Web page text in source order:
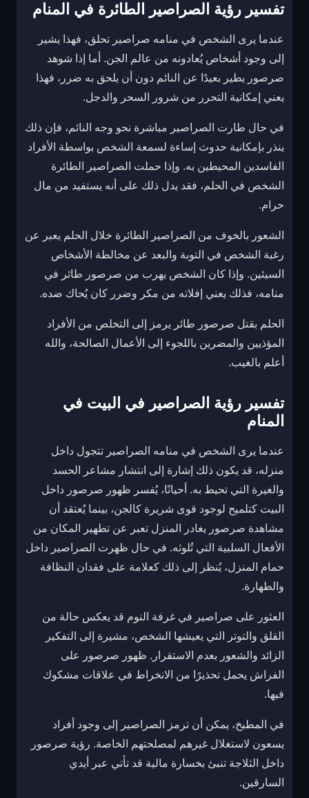
تفسير رؤية الصراصير الطائرة في المنام
عندما يرى الشخص في منامه صراصير تحلق، فهذا يشير
إلى وجود أشخاص يُعادونه من عالم الجن. أما إذا شوهد
صرصور يطير بعيدًا عن النائم دون أن يلحق به ضرر، فهذا
يعني إمكانية التحرر من شرور السحر والدجل.
في حال طارت الصراصير مباشرة نحو وجه النائم، فإن ذلك
ينذر بإمكانية حدوث إساءة لسمعة الشخص بواسطة الأفراد
الفاسدين المحيطين به. وإذا حملت الصراصير الطائرة
الشخص في الحلم، فقد يدل ذلك على أنه يستفيد من مال
حرام.
الشعور بالخوف من الصراصير الطائرة خلال الحلم يعبر عن
رغبة الشخص في التوبة والبعد عن مخالطة الأشخاص
السيئين. وإذا كان الشخص يهرب من صرصور طائر في
منامه، فذلك يعني إفلاته من مكر وضرر كان يُحاك ضده.
الحلم بقتل صرصور طائر يرمز إلى التخلص من الأفراد
المؤذيين والمضرين باللجوء إلى الأعمال الصالحة، والله
أعلم بالغيب.
تفسير رؤية الصراصير في البيت في
المنام
عندما يرى الشخص في منامه الصراصير تتجول داخل
منزله، قد يكون ذلك إشارة إلى انتشار مشاعر الحسد
والغيرة التي تحيط به. أحيانًا، يُفسر ظهور صرصور داخل
البيت كتلميح لوجود قوى شريرة كالجن، بينما يُعتقد أن
مشاهدة صرصور يغادر المنزل تعبر عن تطهير المكان من
الأفعال السلبية التي تُلوثه. في حال ظهرت الصراصير داخل
حمام المنزل، يُنظر إلى ذلك كعلامة على فقدان النظافة
والطهارة.
العثور على صراصير في غرفة النوم قد يعكس حالة من
القلق والتوتر التي يعيشها الشخص، مشيرة إلى التفكير
الزائد والشعور بعدم الاستقرار. ظهور صرصور على
الفراش يحمل تحذيرًا من الانخراط في علاقات مشكوك
فيها.
في المطبخ، يمكن أن ترمز الصراصير إلى وجود أفراد
يسعون لاستغلال غيرهم لمصلحتهم الخاصة. رؤية صرصور
داخل الثلاجة تنبئ بخسارة مالية قد تأتي عبر أيدي
السارقين.